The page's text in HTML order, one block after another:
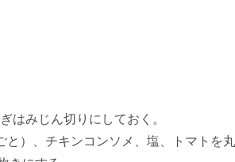
はみじん切りにしておく。
と）、チキンコンソメ、塩、トマトを